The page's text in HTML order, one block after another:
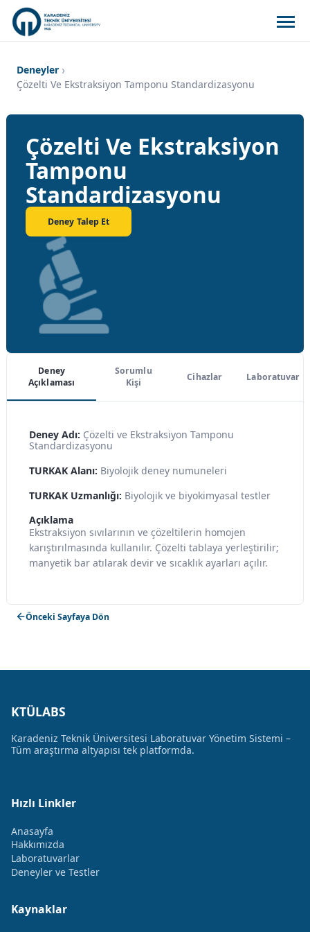
Deneyler
Çözelti Ve Ekstraksiyon Tamponu Standardizasyonu
Çözelti Ve Ekstraksiyon
Tamponu
Standardizasyonu
Deney Talep Et
Deney
Açıklaması
Sorumlu
Kişi
Cihazlar Laboratuvar
Deney Adı: Çözelti ve Ekstraksiyon Tamponu
Standardizasyonu
TURKAK Alanı: Biyolojik deney numuneleri
TURKAK Uzmanlığı: Biyolojik ve biyokimyasal testler
Açıklama
Ekstraksiyon sıvılarının ve çözeltilerin homojen
karıştırılmasında kullanılır. Çözelti tablaya yerleştirilir;
manyetik bar atılarak devir ve sıcaklık ayarları açılır.
Önceki Sayfaya Dön
KTÜLABS
Karadeniz Teknik Üniversitesi Laboratuvar Yönetim Sistemi –
Tüm araştırma altyapısı tek platformda.
Hızlı Linkler
Anasayfa
Hakkımızda
Laboratuvarlar
Deneyler ve Testler
Kaynaklar